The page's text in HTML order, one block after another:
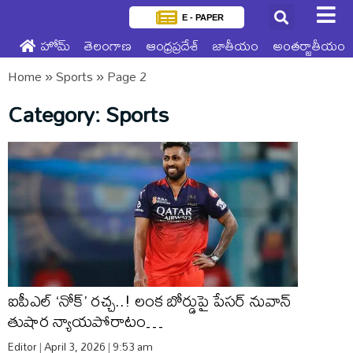
E - PAPER
హోమ్ తెలంగాణ ఆంధ్రప్రదేశ్ జాతీయం
అంతర్జాతీయం
Home»Sports»Page 2
Category: Sports
ఐపీఎల్ ‘నోక్’ రచ్చ..! లంక బోర్డుపై పేసర్ నువాన్
తుషార న్యాయపోరాటం…
Editor April 3, 2026 9:53 am